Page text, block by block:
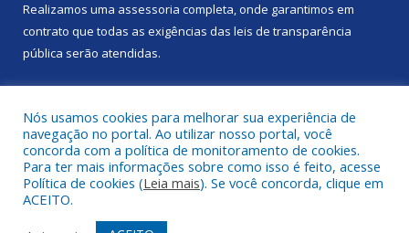
Realizamos uma assessoria completa, onde garantimos em
contrato que todas as exigências das leis de transparência
pública serão atendidas.
Todos os direitos reservados a Câmara Municipal de Portel.
Nós usamos cookies para melhorar sua experiência de
navegação no portal. Ao utilizar nosso portal, você
concorda com a política de monitoramento de cookies.
Para ter mais informações sobre como isso é feito, acesse
Política de cookies (Leia mais). Se você concorda, clique em
ACEITO.